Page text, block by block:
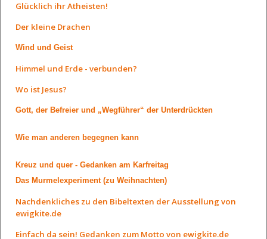
Glücklich ihr Atheisten!
Der kleine Drachen
Wind und Geist
Himmel und Erde - verbunden?
Wo ist Jesus?
Gott, der Befreier und „Wegführer“ der Unterdrückten
Wie man anderen begegnen kann
Kreuz und quer - Gedanken am Karfreitag
Das Murmelexperiment (zu Weihnachten)
Nachdenkliches zu den Bibeltexten der Ausstellung von
ewigkite.de
Einfach da sein! Gedanken zum Motto von ewigkite.de